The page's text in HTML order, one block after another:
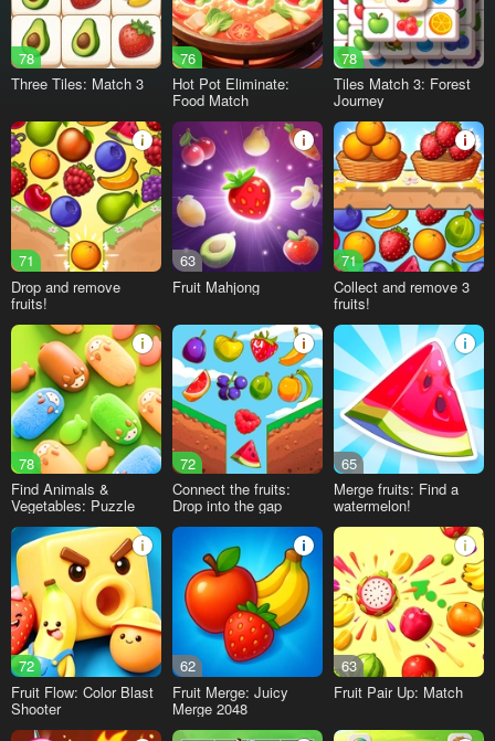
78
Three Tiles: Match 3
76
Hot Pot Eliminate:
Food Match
78
Tiles Match 3: Forest
Journey
71
Drop and remove
fruits!
63
Fruit Mahjong
71
Collect and remove 3
fruits!
78
Find Animals &
Vegetables: Puzzle
72
Connect the fruits:
Drop into the gap
65
Merge fruits: Find a
watermelon!
72
Fruit Flow: Color Blast
Shooter
62
Fruit Merge: Juicy
Merge 2048
63
Fruit Pair Up: Match